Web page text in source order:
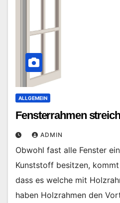
ALLGEMEIN
Fensterrahmen
ADMIN
Obwohl fast alle Fenster
Kunststoff besitzen,
dass es welche mit
haben Holzrahmen den